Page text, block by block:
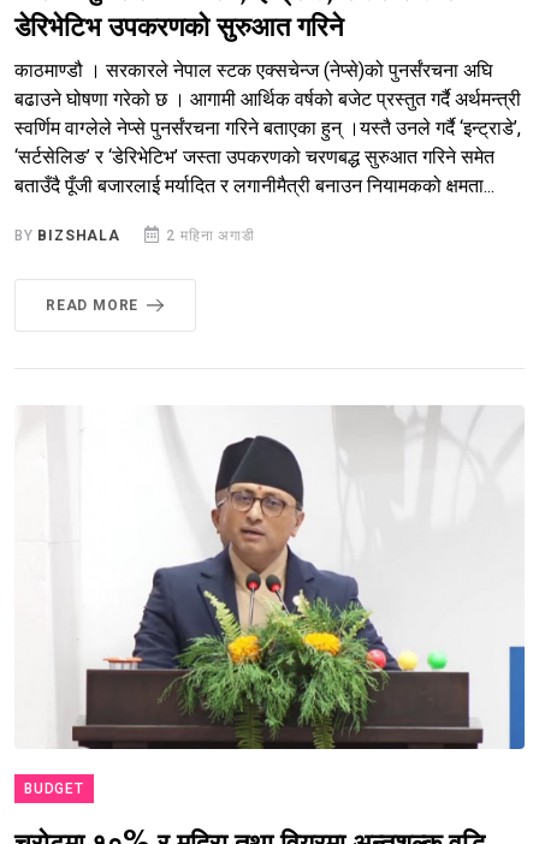
डेरिभेटिभ उपकरणको सुरुआत गरिने
काठमाण्डौ । सरकारले नेपाल स्टक एक्सचेन्ज (नेप्से)को पुनर्संरचना अघि
बढाउने घोषणा गरेको छ । आगामी आर्थिक वर्षको बजेट प्रस्तुत गर्दै अर्थमन्त्री
स्वर्णिम वाग्लेले नेप्से पुनर्संरचना गरिने बताएका हुन् ।यस्तै उनले गर्दै ‘इन्ट्राडे’,
‘सर्टसेलिङ’ र ‘डेरिभेटिभ’ जस्ता उपकरणको चरणबद्ध सुरुआत गरिने समेत
बताउँदै पूँजी बजारलाई मर्यादित र लगानीमैत्री बनाउन नियामकको क्षमता...
BY BIZSHALA 2 महिना अगाडी
READ MORE
BUDGET